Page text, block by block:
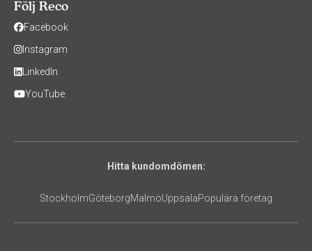
Följ Reco
Facebook
Instagram
LinkedIn
YouTube
Hitta kundomdömen:
StockholmGöteborgMalmöUppsalaPopulära företag